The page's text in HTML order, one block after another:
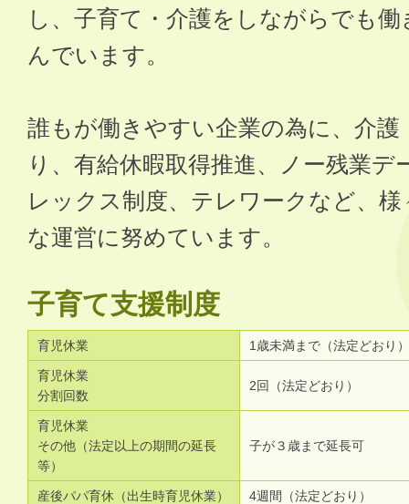
し、子育て・介護をしながらでも
んでいます。
誰もが働きやすい企業の為に、介
り、有給休暇取得推進、ノー残業デ
レックス制度、テレワークなど、
な運営に努めています。
子育て支援制度
育児休業 1歳未満まで（法定どおり）
育児休業
分割回数
2回（法定どおり）
育児休業
その他（法定以上の期間の延長
等）
子が３歳まで延長可
産後パパ育休（出生時育児休業） 4週間（法定どおり）